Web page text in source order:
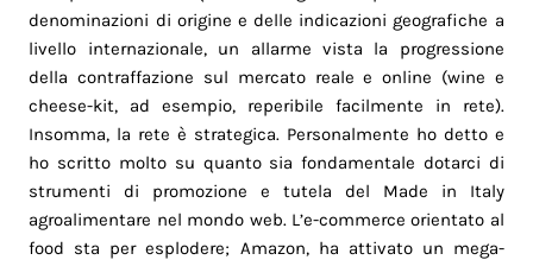
denominazioni di origine e delle indicazioni geografiche a
livello internazionale, un allarme vista la progressione
della contraffazione sul mercato reale e online (wine e
cheese-kit, ad esempio, reperibile facilmente in rete).
Insomma, la rete è strategica. Personalmente ho detto e
ho scritto molto su quanto sia fondamentale dotarci di
strumenti di promozione e tutela del Made in Italy
agroalimentare nel mondo web. L’e-commerce orientato al
food sta per esplodere; Amazon, ha attivato un mega-